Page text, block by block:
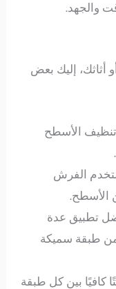
والجهد.
أثاثك، إليك بعض
الأسطح
الفرش
الأسطح.
تطبيق عدة
من طبقة سميكة
كافيًا بين كل طبقة